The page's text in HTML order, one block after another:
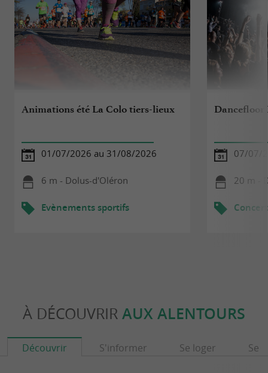
Animations été La Colo tiers-lieux
01/07/2026 au 31/08/2026
6 m - Dolus-d'Oléron
Evènements sportifs
Dancefloor
07/07/
20 m -
À DÉCOUVRIR AUX ALENTOURS
Découvrir S'informer Se loger Se